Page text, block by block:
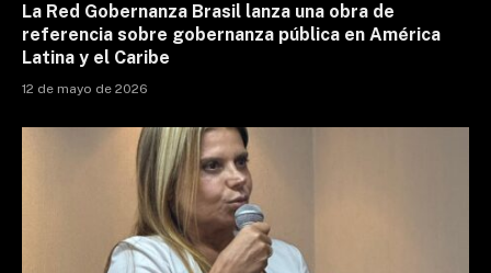
La Red Gobernanza Brasil lanza una obra de
referencia sobre gobernanza pública en América
Latina y el Caribe
12 de mayo de 2026